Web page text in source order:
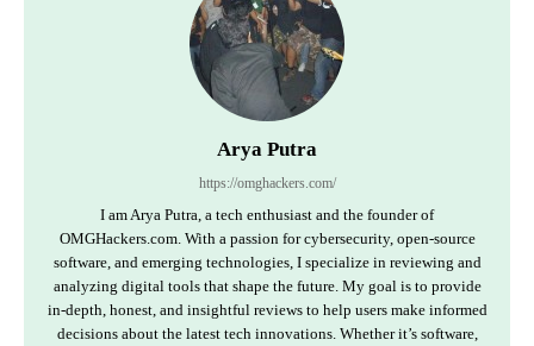
Arya Putra
https://omghackers.com/
I am Arya Putra, a tech enthusiast and the founder of
OMGHackers.com. With a passion for cybersecurity, open-source
software, and emerging technologies, I specialize in reviewing and
analyzing digital tools that shape the future. My goal is to provide
in-depth, honest, and insightful reviews to help users make informed
decisions about the latest tech innovations. Whether it’s software,